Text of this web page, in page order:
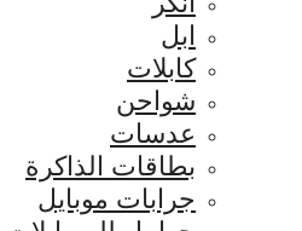
ابل
كابلات
شواحن
عدسات
بطاقات الذاكرة
جرابات موبايل